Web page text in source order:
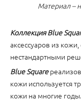
Материал –
Коллекция Blue
аксессуаров из
нестандартными
Blue Square
кожи используется
кожи на многие